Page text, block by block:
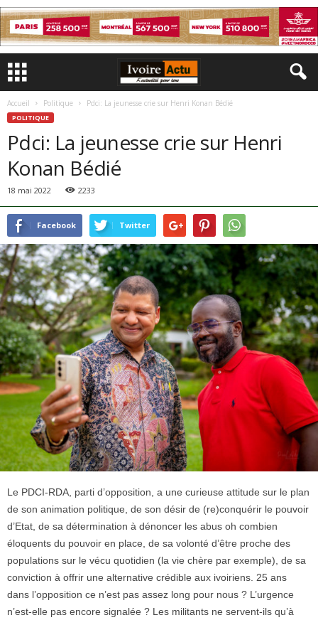
Accueil Politique Pdci: La jeunesse crie sur Henri Konan Bédié
POLITIQUE
Pdci: La jeunesse crie sur Henri
Konan Bédié
18 mai 2022 2233
Facebook Twitter
Le PDCI-RDA, parti d’opposition, a une curieuse attitude sur le plan
de son animation politique, de son désir de (re)conquérir le pouvoir
d’Etat, de sa détermination à dénoncer les abus oh combien
éloquents du pouvoir en place, de sa volonté d’être proche des
populations sur le vécu quotidien (la vie chère par exemple), de sa
conviction à offrir une alternative crédible aux ivoiriens. 25 ans
dans l’opposition ce n’est pas assez long pour nous ? L’urgence
n’est-elle pas encore signalée ? Les militants ne servent-ils qu’à